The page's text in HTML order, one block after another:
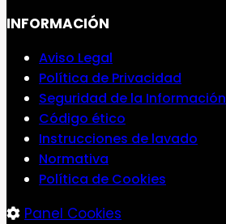
INFORMACIÓN
Aviso Legal
Política de Privacidad
Seguridad de la Información
Código ético
Instrucciones de lavado
Normativa
Política de Cookies
Panel Cookies